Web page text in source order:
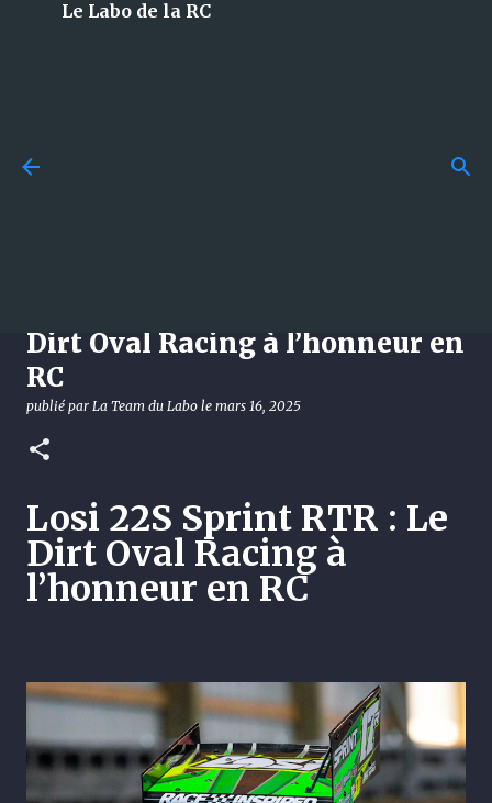
Le Labo de la RC
Dirt Oval Racing à l’honneur en
RC
publié par La Team du Labo le mars 16, 2025
Losi 22S Sprint RTR : Le
Dirt Oval Racing à
l’honneur en RC